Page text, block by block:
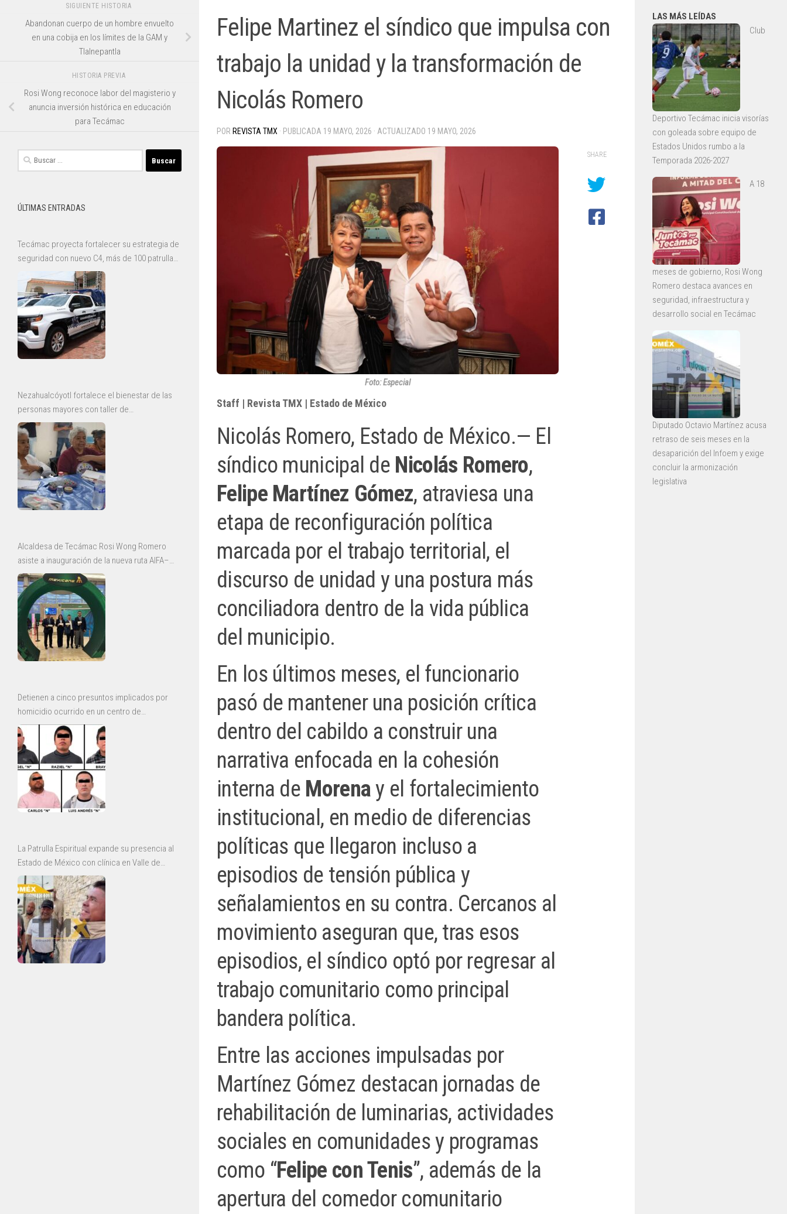
Felipe Martinez el síndico que impulsa con
trabajo la unidad y la transformación de
Nicolás Romero
POR REVISTA TMX · PUBLICADA 19 MAYO, 2026 · ACTUALIZADO 19 MAYO, 2026
Foto: Especial
Staff | Revista TMX | Estado de México
Nicolás Romero, Estado de México.— El
síndico municipal de Nicolás Romero,
Felipe Martínez Gómez, atraviesa una
etapa de reconfiguración política
marcada por el trabajo territorial, el
discurso de unidad y una postura más
conciliadora dentro de la vida pública
del municipio.
En los últimos meses, el funcionario
pasó de mantener una posición crítica
dentro del cabildo a construir una
narrativa enfocada en la cohesión
interna de Morenay el fortalecimiento
institucional, en medio de diferencias
políticas que llegaron incluso a
episodios de tensión pública y
señalamientos en su contra. Cercanos al
movimiento aseguran que, tras esos
episodios, el síndico optó por regresar al
trabajo comunitario como principal
bandera política.
Entre las acciones impulsadas por
Martínez Gómez destacan jornadas de
rehabilitación de luminarias, actividades
sociales en comunidades y programas
como “Felipe con Tenis”, además de la
apertura del comedor comunitario
SHARE
SIGUIENTE HISTORIA
Abandonan cuerpo de un hombre envuelto
en una cobija en los límites de la GAM y
Tlalnepantla
HISTORIA PREVIA
Rosi Wong reconoce labor del magisterio y
anuncia inversión histórica en educación
para Tecámac
Buscar:
ÚLTIMAS ENTRADAS
Tecámac proyecta fortalecer su estrategia de
seguridad con nuevo C4, más de 100 patrullas
y mejoras para la Guardia Civil
Nezahualcóyotl fortalece el bienestar de las
personas mayores con taller de
envejecimiento saludable
Alcaldesa de Tecámac Rosi Wong Romero
asiste a inauguración de la nueva ruta AIFA–
Bajío de Mexicana
Detienen a cinco presuntos implicados por
homicidio ocurrido en un centro de
rehabilitación de Ecatepec
La Patrulla Espiritual expande su presencia al
Estado de México con clínica en Valle de
Chalco y jornadas de rescate en Ecatepec
LAS MÁS LEÍDAS
Club
Deportivo Tecámac inicia visorías
con goleada sobre equipo de
Estados Unidos rumbo a la
Temporada 2026-2027
A 18
meses de gobierno, Rosi Wong
Romero destaca avances en
seguridad, infraestructura y
desarrollo social en Tecámac
Diputado Octavio Martínez acusa
retraso de seis meses en la
desaparición del Infoem y exige
concluir la armonización
legislativa